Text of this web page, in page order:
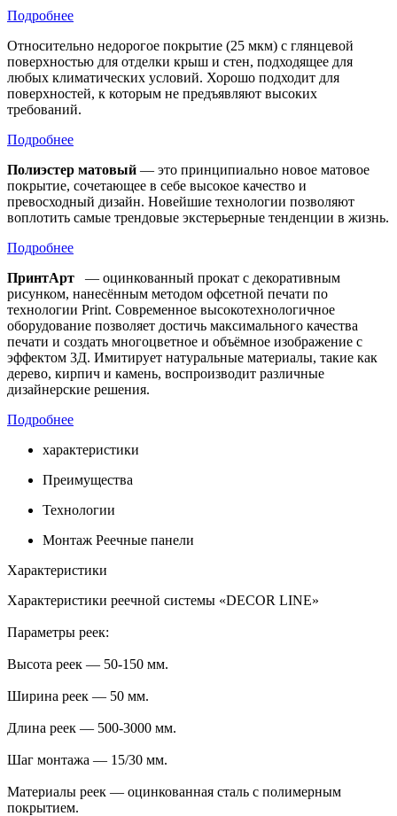
Подробнее
Относительно недорогое покрытие (25 мкм) с глянцевой
поверхностью для отделки крыш и стен, подходящее для
любых климатических условий. Хорошо подходит для
поверхностей, к которым не предъявляют высоких
требований.
Подробнее
Полиэстер матовый — это принципиально новое матовое
покрытие, сочетающее в себе высокое качество и
превосходный дизайн. Новейшие технологии позволяют
воплотить самые трендовые экстерьерные тенденции в жизнь.
Подробнее
ПринтАрт
— оцинкованный прокат с декоративным
рисунком, нанесённым методом офсетной печати по
технологии Print. Современное высокотехнологичное
оборудование позволяет достичь максимального качества
печати и создать многоцветное и объёмное изображение с
эффектом 3Д. Имитирует натуральные материалы, такие как
дерево, кирпич и камень, воспроизводит различные
дизайнерские решения.
Подробнее
характеристики
Преимущества
Технологии
Монтаж Реечные панели
Характеристики
Характеристики реечной системы «DECOR LINE»
Параметры реек:
Высота реек — 50-150 мм.
Ширина реек — 50 мм.
Длина реек — 500-3000 мм.
Шаг монтажа — 15/30 мм.
Материалы реек — оцинкованная сталь с полимерным
покрытием.